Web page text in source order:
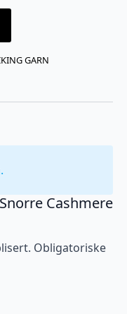
GARN
Cashmere
Obligatoriske